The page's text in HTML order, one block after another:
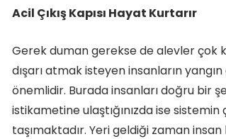
Acil Çıkış Kapısı Hayat Kurtarır
Gerek duman gerekse de alevler çok
dışarı atmak isteyen insanların
önemlidir. Burada insanları doğru bir
istikametine ulaştığınızda ise
taşımaktadır. Yeri geldiği zaman